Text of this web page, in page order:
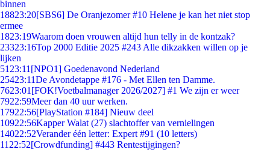
binnen
18823:20[SBS6] De Oranjezomer #10 Helene je kan het niet stop
ermee
1823:19Waarom doen vrouwen altijd hun telly in de kontzak?
23323:16Top 2000 Editie 2025 #243 Alle dikzakken willen op je
lijken
51 23:11 [NPO1] Goedenavond Nederland
25423:11De Avondetappe #176 - Met Ellen ten Damme.
7623:01 [FOK!Voetbalmanager 2026/2027] #1 We zijn er weer
7922:59Meer dan 40 uur werken.
17922:56[PlayStation #184] Nieuw deel
10922:56Kapper Walat (27) slachtoffer van vernielingen
14022:52Verander één letter: Expert #91 (10 letters)
11 22:52[Crowdfunding] #443 Rentestijgingen?